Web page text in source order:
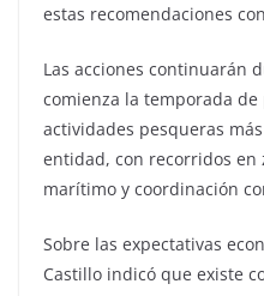
estas recomendaciones
Las acciones continuarán
comienza la temporada
actividades pesqueras
entidad, con recorridos en
marítimo y coordinación
Sobre las expectativas
Castillo indicó que existe